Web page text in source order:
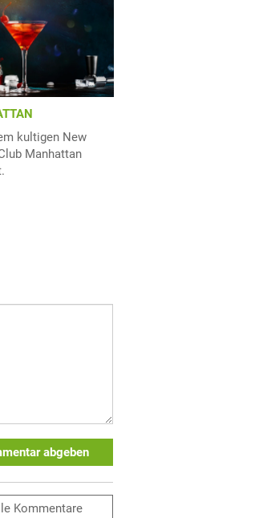
kultigen New
Manhattan
abgeben
Kommentare